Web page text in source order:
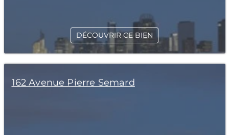
DÉCOUVRIR CE BIEN
162 Avenue Pierre Semard